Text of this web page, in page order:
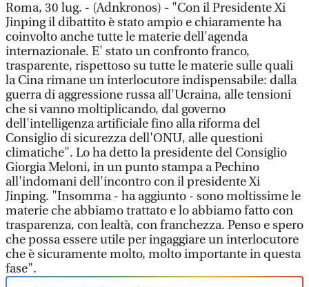
Roma, 30 lug. - (Adnkronos) - "Con il Presidente Xi
Jinping il dibattito è stato ampio e chiaramente ha
coinvolto anche tutte le materie dell'agenda
internazionale. E' stato un confronto franco,
trasparente, rispettoso su tutte le materie sulle quali
la Cina rimane un interlocutore indispensabile: dalla
guerra di aggressione russa all'Ucraina, alle tensioni
che si vanno moltiplicando, dal governo
dell'intelligenza artificiale fino alla riforma del
Consiglio di sicurezza dell'ONU, alle questioni
climatiche". Lo ha detto la presidente del Consiglio
Giorgia Meloni, in un punto stampa a Pechino
all'indomani dell'incontro con il presidente Xi
Jinping. "Insomma - ha aggiunto - sono moltissime le
materie che abbiamo trattato e lo abbiamo fatto con
trasparenza, con lealtà, con franchezza. Penso e spero
che possa essere utile per ingaggiare un interlocutore
che è sicuramente molto, molto importante in questa
fase".